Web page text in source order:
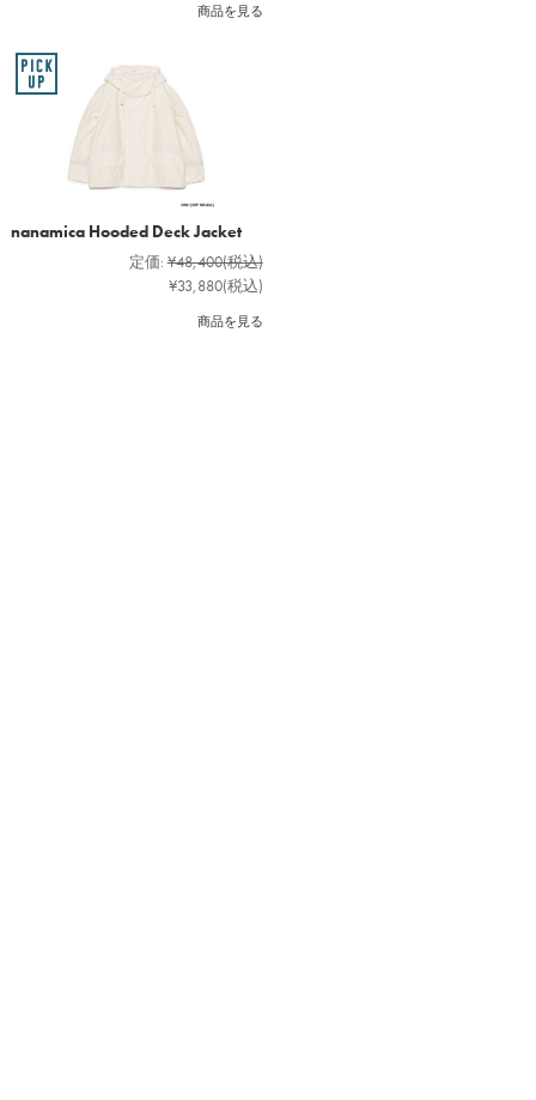
商品を見る
nanamica Hooded Deck Jacket
定価: ¥48,400(税込)
¥33,880(税込)
商品を見る